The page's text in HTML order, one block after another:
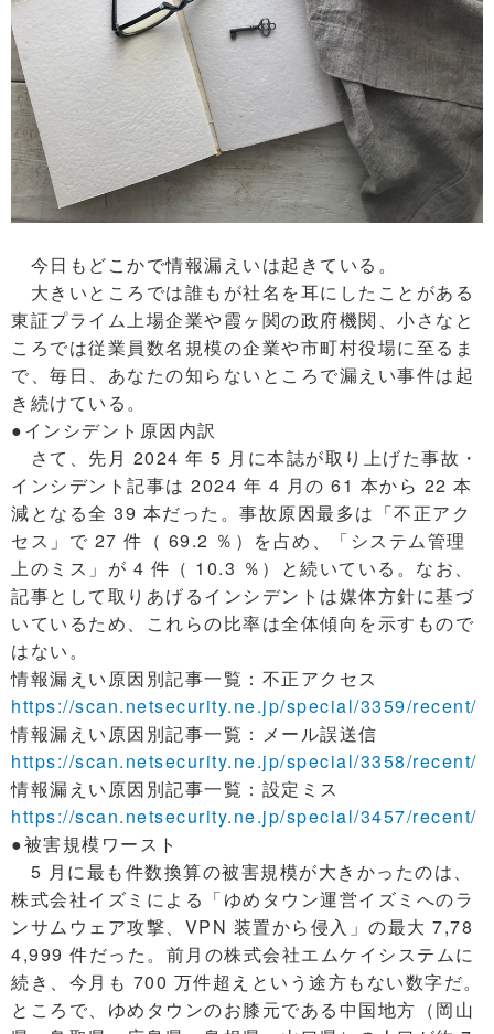
今日もどこかで情報漏えいは起きている。
大きいところでは誰もが社名を耳にしたことがある
東証プライム上場企業や霞ヶ関の政府機関、小さなと
ころでは従業員数名規模の企業や市町村役場に至るま
で、毎日、あなたの知らないところで漏えい事件は起
き続けている。
●インシデント原因内訳
さて、先月 2024 年 5 月に本誌が取り上げた事故・
インシデント記事は 2024 年 4 月の 61 本から 22 本
減となる全 39 本だった。事故原因最多は「不正アク
セス」で 27 件（ 69.2 ％）を占め、「システム管理
上のミス」が 4 件（ 10.3 ％）と続いている。なお、
記事として取りあげるインシデントは媒体方針に基づ
いているため、これらの比率は全体傾向を示すもので
はない。
情報漏えい原因別記事一覧：不正アクセス
https://scan.netsecurity.ne.jp/special/3359/recent/
情報漏えい原因別記事一覧：メール誤送信
https://scan.netsecurity.ne.jp/special/3358/recent/
情報漏えい原因別記事一覧：設定ミス
https://scan.netsecurity.ne.jp/special/3457/recent/
●被害規模ワースト
5 月に最も件数換算の被害規模が大きかったのは、
株式会社イズミによる「ゆめタウン運営イズミへのラ
ンサムウェア攻撃、VPN 装置から侵入」の最大 7,78
4,999 件だった。前月の株式会社エムケイシステムに
続き、今月も 700 万件超えという途方もない数字だ。
ところで、ゆめタウンのお膝元である中国地方（岡山